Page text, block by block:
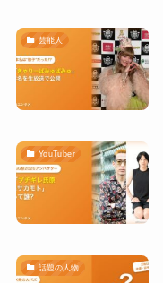
芸能人
YouTuber
話題の人物